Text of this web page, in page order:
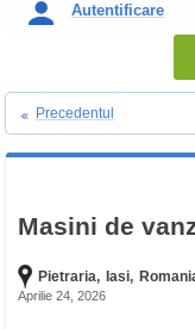
Autentificare
Precedentul
Masini de
Pietraria, Iasi,
Aprilie 24, 2026